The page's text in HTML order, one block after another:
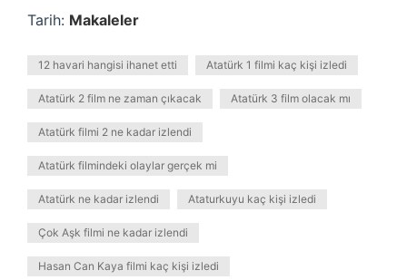
Tarih: Makaleler
12 havari hangisi ihanet etti Atatürk 1 filmi kaç kişi izledi
Atatürk 2 film ne zaman çıkacak Atatürk 3 film olacak mı
Atatürk filmi 2 ne kadar izlendi
Atatürk filmindeki olaylar gerçek mi
Atatürk ne kadar izlendi Ataturkuyu kaç kişi izledi
Çok Aşk filmi ne kadar izlendi
Hasan Can Kaya filmi kaç kişi izledi